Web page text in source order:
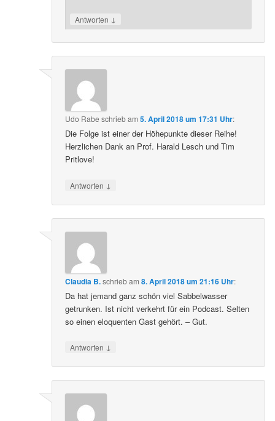
Antworten ↓
Udo Rabe schriebam5. April 2018 um 17:31 Uhr:
Die Folge ist einer der Höhepunkte dieser Reihe!
Herzlichen Dank an Prof. Harald Lesch und Tim
Pritlove!
Antworten ↓
Claudia B.schriebam8. April 2018 um 21:16 Uhr:
Da hat jemand ganz schön viel Sabbelwasser
getrunken. Ist nicht verkehrt für ein Podcast. Selten
so einen eloquenten Gast gehört. – Gut.
Antworten ↓